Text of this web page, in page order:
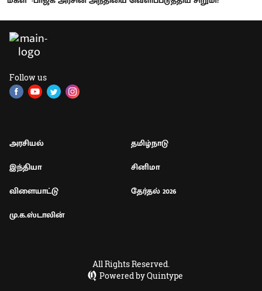
Follow us
அரசியல்
தமிழ்நாடு
இந்தியா
சினிமா
விளையாட்டு
தேர்தல் 2026
மு.க.ஸ்டாலின்
All Rights Reserved.
Powered by Quintype